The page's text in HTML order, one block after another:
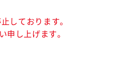
しております。
し上げます。